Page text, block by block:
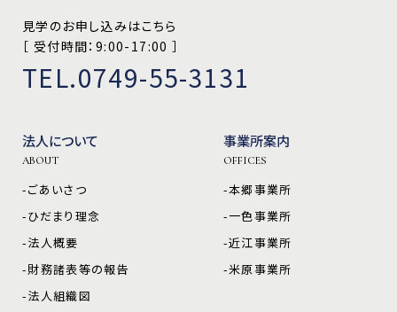
見学のお申し込みはこちら
［ 受付時間：9:00-17:00 ］
TEL.0749-55-3131
法人について
ABOUT
-ごあいさつ
-ひだまり理念
-法人概要
-財務諸表等の報告
-法人組織図
事業所案内
OFFICES
-本郷事業所
-一色事業所
-近江事業所
-米原事業所